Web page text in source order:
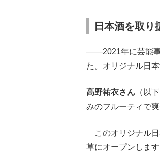
日本酒を取り
――2021年に芸能事
た。オリジナル日
高野祐衣さん （以
みのフルーティで
このオリジナル日
草にオープンします